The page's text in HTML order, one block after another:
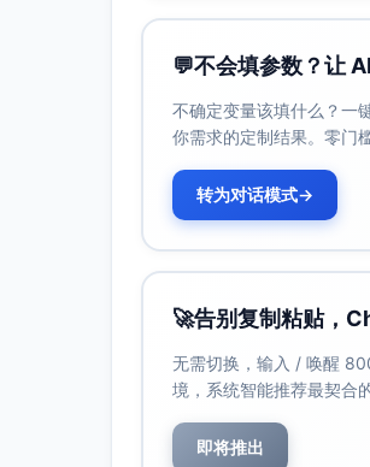
推送频率与时机
频率：对该行为
口。
时机：
以队列分批投放
个性化与合规
文案中仅使用用
A/B测试建议
优惠力度：A/B
与成本。
文案角度：省钱
户画像与品类分
💬不会填参数？让
不确定变量该填什么？一
你需求的定制结果。零门
转为对话模式→
🚀告别复制粘贴，
无需切换，输入 / 唤醒
境，系统智能推荐最契合
即将推出